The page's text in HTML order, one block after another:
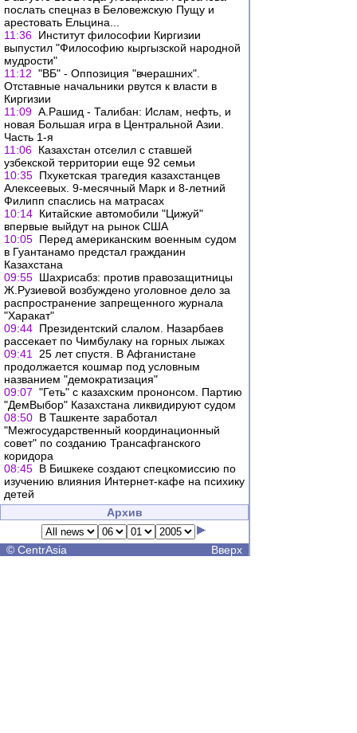
послать спецназ в Беловежскую Пущу и
арестовать Ельцина...
11:36 Институт философии Киргизии
выпустил "Философию кыргызской народной
мудрости"
11:12 "ВБ" - Оппозиция "вчерашних".
Отставные начальники рвутся к власти в
Киргизии
11:09 А.Рашид - Талибан: Ислам, нефть, и
новая Большая игра в Центральной Азии.
Часть 1-я
11:06 Казахстан отселил с ставшей
узбекской территории еще 92 семьи
10:35 Пхукетская трагедия казахстанцев
Алексеевых. 9-месячный Марк и 8-летний
Филипп спаслись на матрасах
10:14 Китайские автомобили "Цижуй"
впервые выйдут на рынок США
10:05 Перед американским военным судом
в Гуантанамо предстал гражданин
Казахстана
09:55 Шахрисабз: против правозащитницы
Ж.Рузиевой возбуждено уголовное дело за
распространение запрещенного журнала
"Харакат"
09:44 Президентский слалом. Назарбаев
рассекает по Чимбулаку на горных лыжах
09:41
25 лет спустя. В Афганистане
продолжается кошмар под условным
названием "демократизация"
09:07 "Геть" с казахским прононсом. Партию
"ДемВыбор" Казахстана ликвидируют судом
08:50 В Ташкенте заработал
"Межгосударственный координационный
совет" по созданию Трансафганского
коридора
08:45 В Бишкеке создают спецкомиссию по
изучению влияния Интернет-кафе на психику
детей
Архив
© CentrAsia Вверх